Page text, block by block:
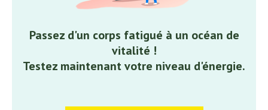
Passez d'un corps fatigué à un océan de
vitalité !
Testez maintenant votre niveau d'énergie.